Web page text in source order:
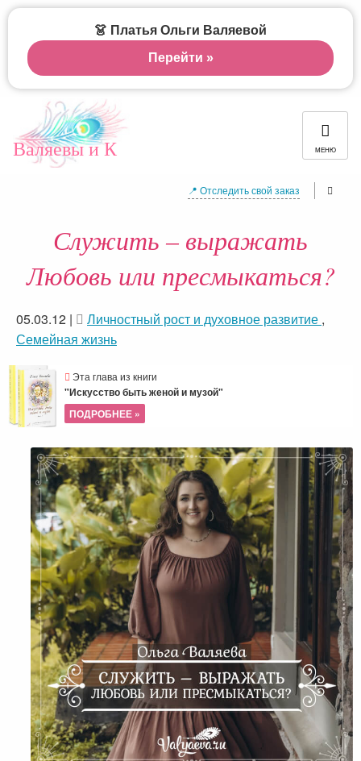
Валяевы и К МЕНЮ
📍 Отследить свой заказ
Служить – выражать
Любовь или пресмыкаться?
05.03.12 | Личностный рост и духовное развитие ,
Семейная жизнь
Эта глава из книги
"Искусство быть женой и музой"
ПОДРОБНЕЕ »
👗 Платья Ольги Валяевой
Перейти »